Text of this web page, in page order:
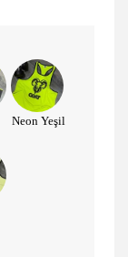
Neon Yeşil